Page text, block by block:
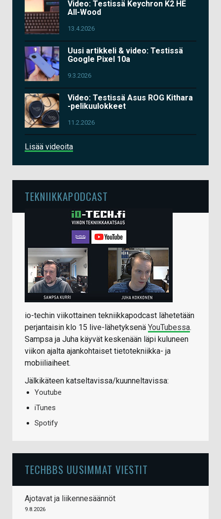
Video: Testissä Keychron K2 HE
All-Wood
13.4.2026
Uusi artikkeli & video: Testissä
Google Pixel 10a
9.3.2026
Video: Testissä Asus ROG Kithara
-pelikuulokkeet
11.2.2026
Lisää videoita
TEKNIIKKAPODCAST
io-techin viikottainen tekniikkapodcast lähetetään
perjantaisin klo 15 live-lähetyksenä YouTubessa.
Sampsa ja Juha käyvät keskenään läpi kuluneen
viikon ajalta ajankohtaiset tietotekniikka- ja
mobiiliaiheet.
Jälkikäteen katseltavissa/kuunneltavissa:
Youtube
iTunes
Spotify
TECHBBS UUSIMMAT VIESTIT
Ajotavat ja liikennesäännöt
9.8.2026